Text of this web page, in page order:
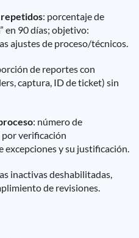
: porcentaje de
en 90 días; objetivo:
ajustes de proceso/técnicos.
de reportes con
captura, ID de ticket) sin
: número de
verificación
excepciones y su justificación.
inactivas deshabilitadas,
de revisiones.